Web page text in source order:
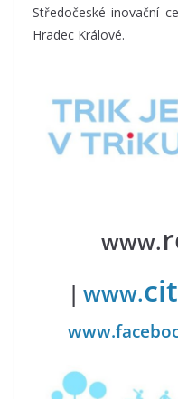
Středočeské inovační
Hradec Králové.
www.
| www.